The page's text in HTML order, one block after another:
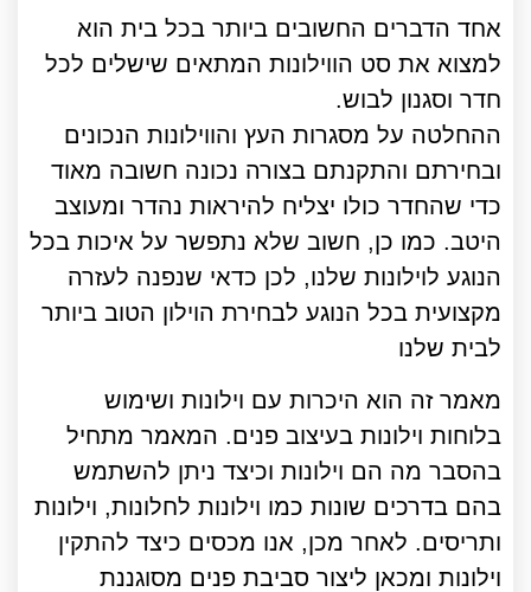
אחד הדברים החשובים ביותר בכל בית הוא
למצוא את סט הווילונות המתאים שישלים לכל
חדר וסגנון לבוש.
ההחלטה על מסגרות העץ והווילונות הנכונים
ובחירתם והתקנתם בצורה נכונה חשובה מאוד
כדי שהחדר כולו יצליח להיראות נהדר ומעוצב
היטב. כמו כן, חשוב שלא נתפשר על איכות בכל
הנוגע לוילונות שלנו, לכן כדאי שנפנה לעזרה
מקצועית בכל הנוגע לבחירת הוילון הטוב ביותר
לבית שלנו
מאמר זה הוא היכרות עם וילונות ושימוש
בלוחות וילונות בעיצוב פנים. המאמר מתחיל
בהסבר מה הם וילונות וכיצד ניתן להשתמש
בהם בדרכים שונות כמו וילונות לחלונות, וילונות
ותריסים. לאחר מכן, אנו מכסים כיצד להתקין
וילונות ומכאן ליצור סביבת פנים מסוגננת